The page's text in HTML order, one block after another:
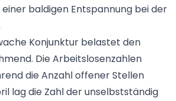
baldigen Entspannung bei der
Konjunktur belastet den
Die Arbeitslosenzahlen
die Anzahl offener Stellen
lag die Zahl der unselbstständig